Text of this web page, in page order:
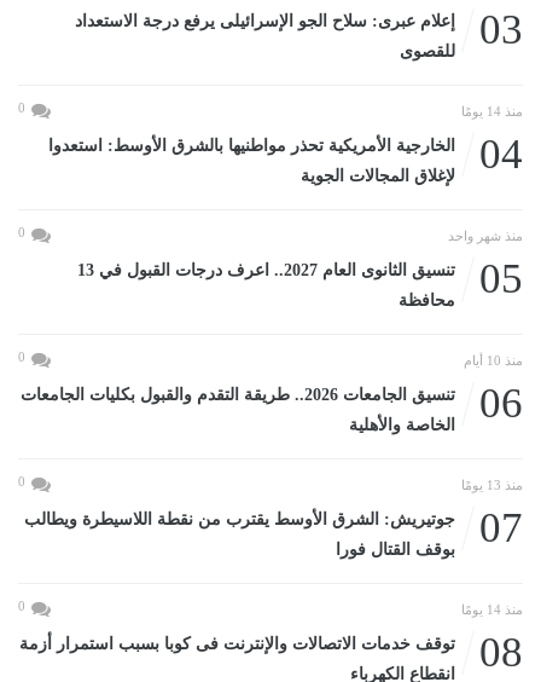
03
إعلام عبرى: سلاح الجو الإسرائيلى يرفع درجة الاستعداد
للقصوى
منذ 14 يومًا 0
04
الخارجية الأمريكية تحذر مواطنيها بالشرق الأوسط: استعدوا
لإغلاق المجالات الجوية
منذ شهر واحد 0
05
تنسيق الثانوى العام 2027.. اعرف درجات القبول في 13
محافظة
منذ 10 أيام 0
06
تنسيق الجامعات 2026.. طريقة التقدم والقبول بكليات الجامعات
الخاصة والأهلية
منذ 13 يومًا 0
07
جوتيريش: الشرق الأوسط يقترب من نقطة اللاسيطرة ويطالب
بوقف القتال فورا
منذ 14 يومًا 0
08
توقف خدمات الاتصالات والإنترنت فى كوبا بسبب استمرار أزمة
انقطاع الكهرباء